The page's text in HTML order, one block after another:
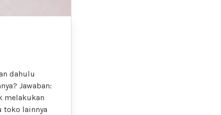
dahulu
Jawaban:
melakukan
toko lainnya